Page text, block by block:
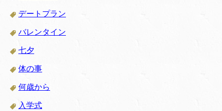
デートプラン
バレンタイン
七夕
体の事
何歳から
入学式